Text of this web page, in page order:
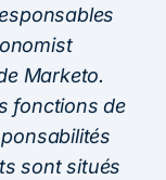
Marketo.
fonctions de
sont situés